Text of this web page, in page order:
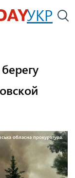
УКР
обласна прокуратура.